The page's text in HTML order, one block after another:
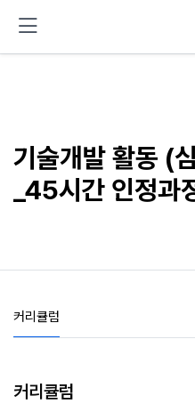
기술개발 활동 (
_45시간 인정과
커리큘럼
커리큘럼